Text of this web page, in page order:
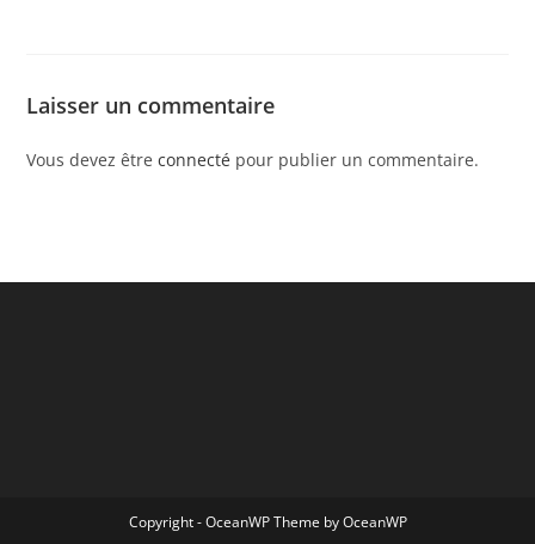
Laisser un commentaire
Vous devez êtreconnecté pour publier un commentaire.
Copyright - OceanWP Theme by OceanWP